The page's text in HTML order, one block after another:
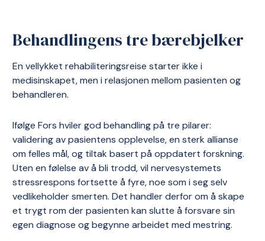
Behandlingens tre bærebjelker
En vellykket rehabiliteringsreise starter ikke i
medisinskapet, men i relasjonen mellom pasienten og
behandleren.
Ifølge Fors hviler god behandling på tre pilarer:
validering av pasientens opplevelse, en sterk allianse
om felles mål, og tiltak basert på oppdatert forskning.
Uten en følelse av å bli trodd, vil nervesystemets
stressrespons fortsette å fyre, noe som i seg selv
vedlikeholder smerten. Det handler derfor om å skape
et trygt rom der pasienten kan slutte å forsvare sin
egen diagnose og begynne arbeidet med mestring.